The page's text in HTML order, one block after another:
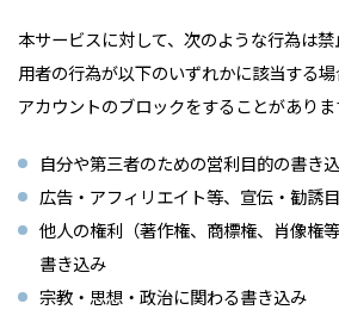
本サービスに対して、次のような行為は
用者の行為が以下のいずれかに該当する
アカウントのブロックをすることがありま
自分や第三者のための営利目的の書き
広告・アフィリエイト等、宣伝・勧誘
他人の権利（著作権、商標権、肖像権
書き込み
宗教・思想・政治に関わる書き込み